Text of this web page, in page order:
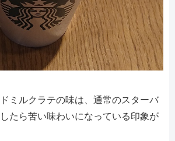
ミルクラテの味は、通常のスターバ
たら苦い味わいになっている印象が